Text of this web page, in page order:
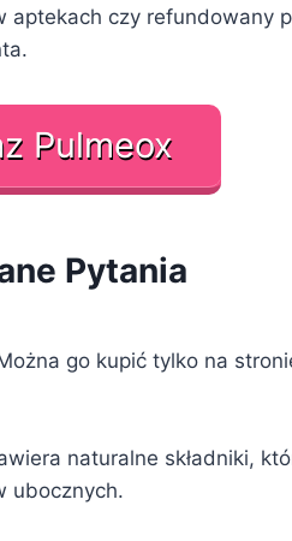
aptekach czy refundowany
Pulmeox
Pytania
go kupić tylko na
naturalne składniki,
ubocznych.